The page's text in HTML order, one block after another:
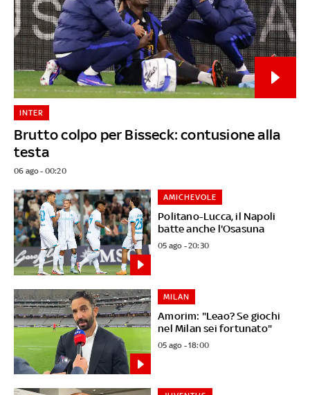
Brutto colpo per Bisseck: contusione alla
testa
INTER
06 ago - 00:20
Politano-Lucca, il Napoli
batte anche l'Osasuna
AMICHEVOLE
05 ago - 20:30
Amorim: "Leao? Se giochi
nel Milan sei fortunato"
MILAN
05 ago - 18:00